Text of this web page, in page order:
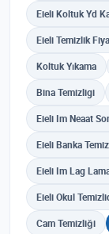
Eieli Koltuk Yd
Eieli Temizlik
Koltuk Yıkama
Bina Temizligi
Eieli Im Neaat
Eieli Banka
Eieli Im Lag
Eieli Okul
Cam Temizliği